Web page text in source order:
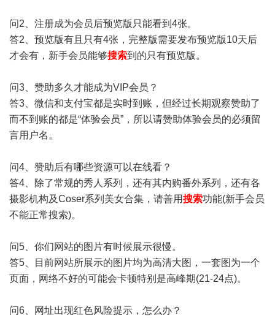
问2、注册成为会员后预览版只能看到4张。
答2、预览版有且只有4张，完整版需要发布预览版10天后
才会有，新手会员能够搜索到的只有预览版。
问3、赞助多久才能成为VIP会员？
答3、微信和支付宝都是实时到账，但经过长期观察赞助了
而不到账的都是“体验会员”，所以请赞助体验会员的必须留
言用户名。
问4、赞助后有哪些资源可以在线看？
答4、除了常规的秀人系列，还有其内购番外系列，还有各
摄影机构及Coser系列美女合集，请善用搜索功能(新手会员
不能正常搜索)。
问5、你们网站的图片有时候展示很慢。
答5、目前网站所展示的图片均为高清大图，一套图为一个
页面，网络不好的可能会卡顿特别是高峰期(21-24点)。
问6、网址出现红色风险提示，怎么办？